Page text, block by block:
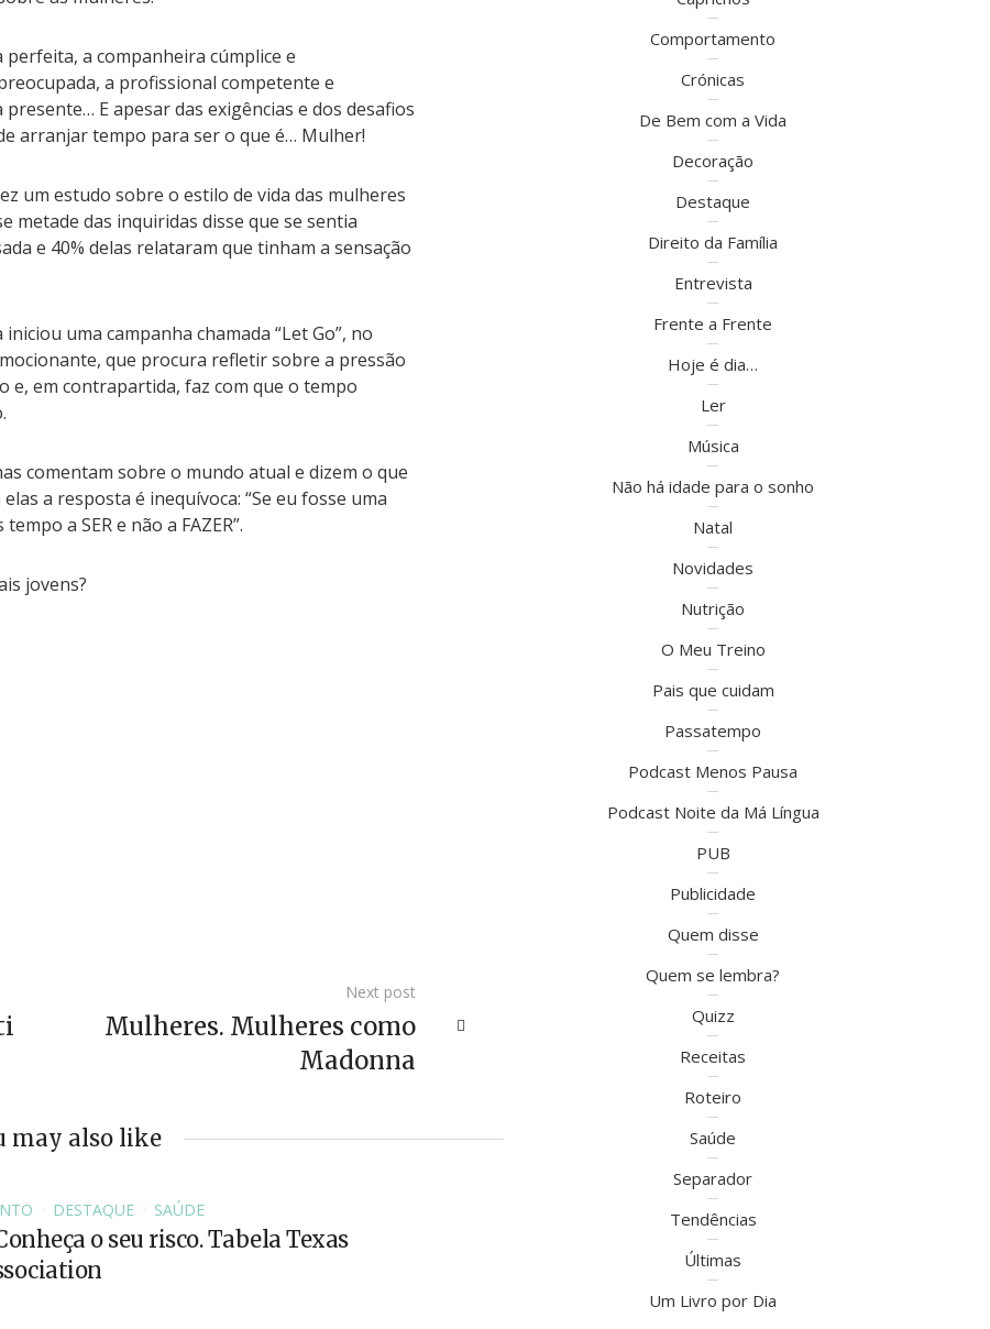
perfeita, a companheira cúmplice e
a profissional competente e
E apesar das exigências e dos desafios
arranjar tempo para ser o que é… Mulher!
um estudo sobre o estilo de vida das mulheres
metade das inquiridas disse que se sentia
e 40% delas relataram que tinham a sensação
uma campanha chamada “Let Go”, no
que procura refletir sobre a pressão
e, em contrapartida, faz com que o tempo
comentam sobre o mundo atual e dizem o que
a resposta é inequívoca: “Se eu fosse uma
a SER e não a FAZER”.
jovens?
Next post
Mulheres. Mulheres como
Madonna
may also like
DESTAQUE SAÚDE
o seu risco. Tabela Texas
Comportamento
Crónicas
De Bem com a Vida
Decoração
Destaque
Direito da Família
Entrevista
Frente a Frente
Hoje é dia…
Ler
Música
Não há idade para o sonho
Natal
Novidades
Nutrição
O Meu Treino
Pais que cuidam
Passatempo
Podcast Menos Pausa
Podcast Noite da Má Língua
PUB
Publicidade
Quem disse
Quem se lembra?
Quizz
Receitas
Roteiro
Saúde
Separador
Tendências
Últimas
Um Livro por Dia